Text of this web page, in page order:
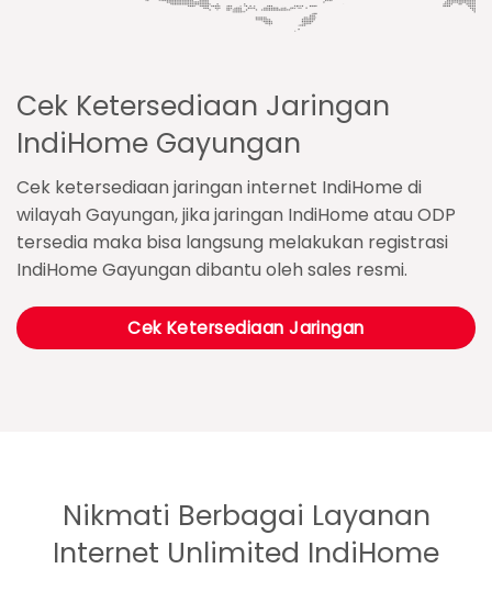
Cek Ketersediaan Jaringan
IndiHome Gayungan
Cek ketersediaan jaringan internet IndiHome di
wilayah Gayungan, jika jaringan IndiHome atau ODP
tersedia maka bisa langsung melakukan registrasi
IndiHome Gayungan dibantu oleh sales resmi.
Cek Ketersediaan Jaringan
Nikmati Berbagai Layanan
Internet Unlimited IndiHome